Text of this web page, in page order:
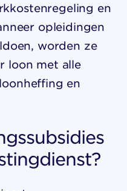
en
opleidingen
worden ze
loon met alle
en